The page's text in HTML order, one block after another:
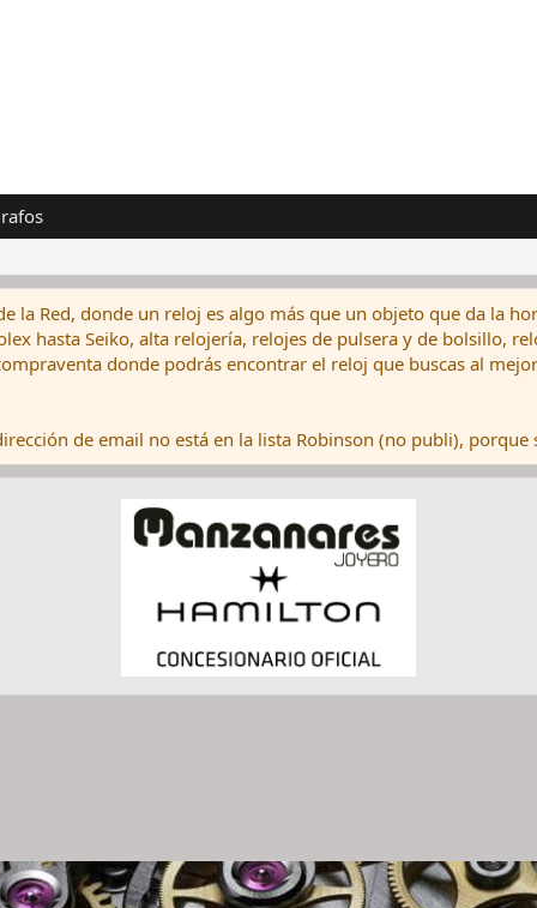
la Red, donde un reloj es algo más que un objeto que da la
hasta Seiko, alta relojería, relojes de pulsera y de bolsillo,
donde podrás encontrar el reloj que buscas al
de email no está en la lista Robinson (no publi), porque